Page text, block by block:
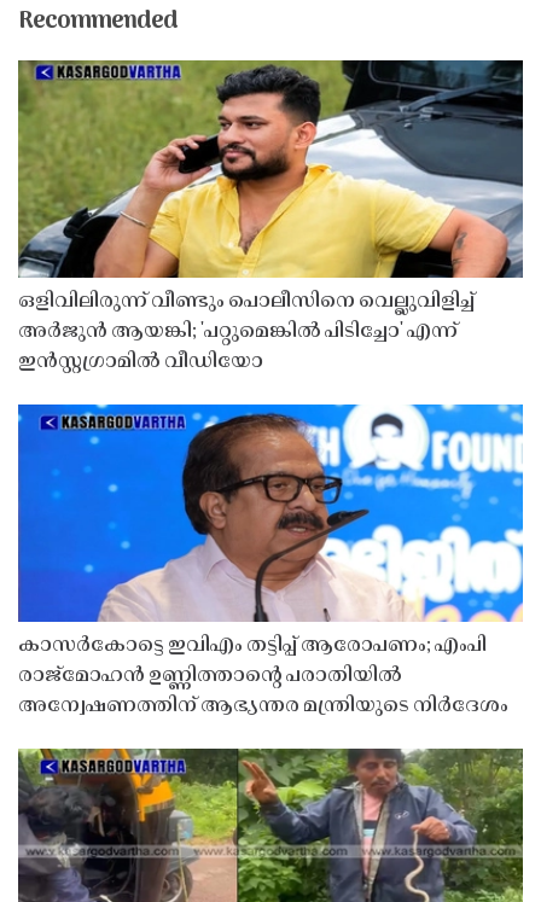
Recommended
ഒളിവിലിരുന്ന് വീണ്ടും പൊലീസിനെ വെല്ലുവിളിച്ച്
അർജുൻ ആയങ്കി; 'പറ്റുമെങ്കിൽ പിടിച്ചോ' എന്ന്
ഇൻസ്റ്റഗ്രാമിൽ വീഡിയോ
കാസർകോട്ടെ ഇവിഎം തട്ടിപ്പ് ആരോപണം; എംപി
രാജ്‌മോഹൻ ഉണ്ണിത്താന്റെ പരാതിയിൽ
അന്വേഷണത്തിന് ആഭ്യന്തര മന്ത്രിയുടെ നിർദേശം